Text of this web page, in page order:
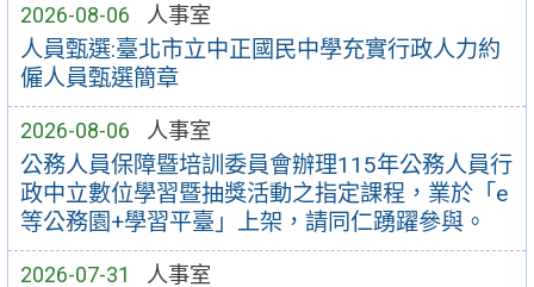
2026-08-06 人事室
人員甄選:臺北市立中正國民中學充實行政人力約
僱人員甄選簡章
2026-08-06 人事室
公務人員保障暨培訓委員會辦理115年公務人員行
政中立數位學習暨抽獎活動之指定課程，業於「e
等公務園+學習平臺」上架，請同仁踴躍參與。
2026-07-31 人事室